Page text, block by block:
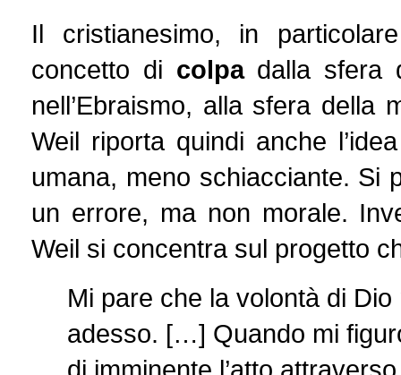
Il cristianesimo, in
concetto di colpadalla sfera
nell’Ebraismo, alla sfera della
Weil riporta quindi anche
umana, meno schiacciante. Si
un errore, ma non morale.
Weil si concentra sul progetto
Mi pare che la volontà di
adesso. […] Quando mi